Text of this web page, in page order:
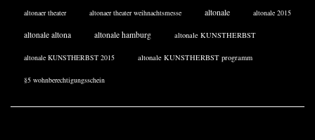
altonaer theater altonaer theater weihnachtsmesse altonale altonale 2015
altonale altona altonale hamburg altonale KUNSTHERBST
altonale KUNSTHERBST 2015 altonale KUNSTHERBST programm
§5 wohnberechtigungsschein